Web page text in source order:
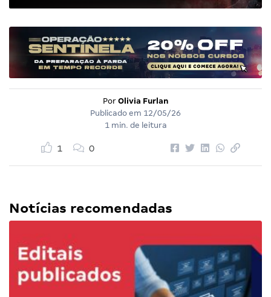
Por Olivia Furlan
Publicado em 12/05/26
1 min. de leitura
1 0
Notícias recomendadas